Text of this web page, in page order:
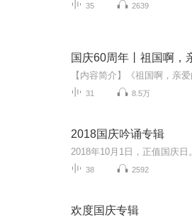
35 2639
国庆60周年丨祖国啊，
31 8.5万
2018国庆吟诵专辑
38 2592
欢度国庆专辑